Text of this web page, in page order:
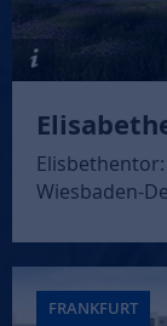
Wiesbaden-
FRANKFURT